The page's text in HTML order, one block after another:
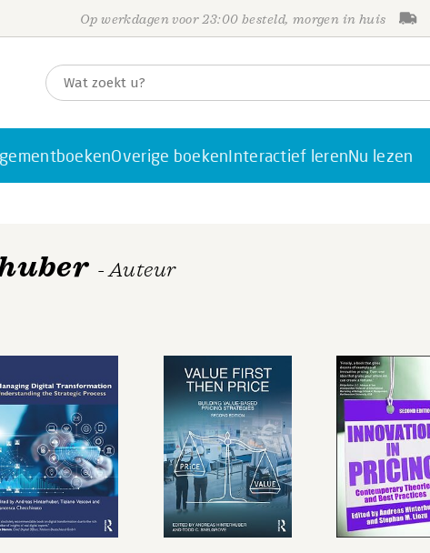
Op werkdagen voor 23:00 besteld, morgen in huis
Overige boekenInteractief lerenNu lezen
- Auteur